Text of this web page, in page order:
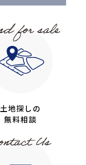
土地探しの
無料相談